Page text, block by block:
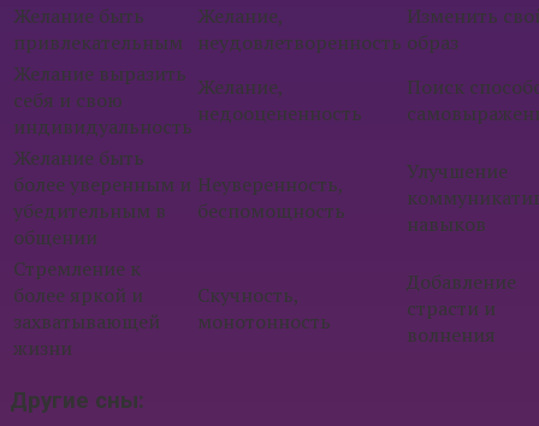
Желание быть
привлекательным
Желание,
неудовлетворенность
Изменить
образ
Желание выразить
себя и свою
индивидуальность
Желание,
недооцененность
Поиск
Желание быть
более уверенным и
убедительным в
общении
Неуверенность,
беспомощность
Улучшение
навыков
Стремление к
более яркой и
захватывающей
жизни
Скучность,
монотонность
Добавление
страсти и
волнения
Другие сны: